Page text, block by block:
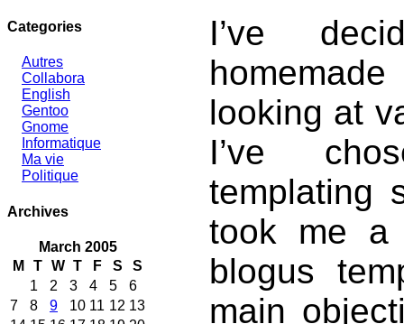
Categories
Autres
Collabora
English
Gentoo
Gnome
Informatique
Ma vie
Politique
Archives
March 2005
M
T W T F S
S
1
2 3 4 5
6
7
8 9 10 11 12 13
I’ve
looking at
I’ve
templating
took me a
blogus
main